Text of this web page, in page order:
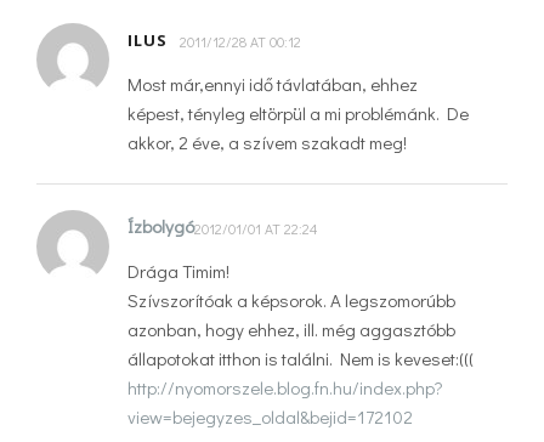
ILUS 2011/12/28 AT 00:12
Most már,ennyi idő távlatában, ehhez
képest, tényleg eltörpül a mi problémánk. De
akkor, 2 éve, a szívem szakadt meg!
Ízbolygó2012/01/01 AT 22:24
Drága Timim!
Szívszorítóak a képsorok. A legszomorúbb
azonban, hogy ehhez, ill. még aggasztóbb
állapotokat itthon is találni. Nem is keveset:(((
http://nyomorszele.blog.fn.hu/index.php?
view=bejegyzes_oldal&bejid=172102